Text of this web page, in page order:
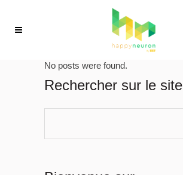
No posts were found.
Rechercher sur le site